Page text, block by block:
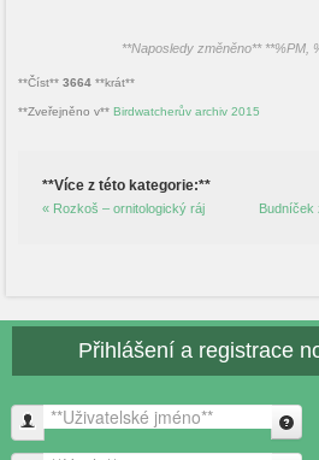
**Naposledy změněno** **%PM,
**Číst** 3664 **krát**
**Zveřejněno v** Birdwatcherův archiv 2015
**Více z této kategorie:**
« Rozkoš – ornitologický ráj Budníček
Přihlášení a registrace
**Uživatelské jméno**